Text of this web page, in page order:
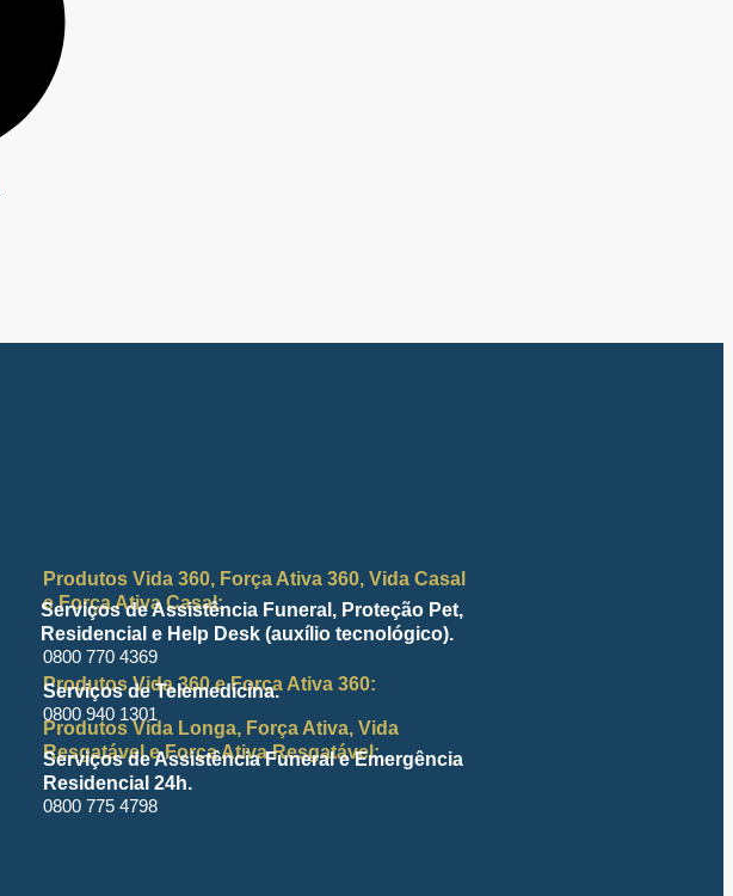
Produtos Vida 360, Força Ativa 360, Vida Casal
e Força Ativa Casal:
Serviços de Assistência Funeral, Proteção Pet,
Residencial e Help Desk (auxílio tecnológico).
0800 770 4369
Produtos Vida 360 e Força Ativa 360:
Serviços de Telemedicina.
0800 940 1301
Produtos Vida Longa, Força Ativa, Vida
Resgatável e Força Ativa Resgatável:
Serviços de Assistência Funeral e Emergência
Residencial 24h.
0800 775 4798